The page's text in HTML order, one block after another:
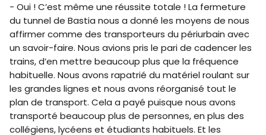
- Oui ! C’est même une réussite totale ! La fermeture
du tunnel de Bastia nous a donné les moyens de nous
affirmer comme des transporteurs du périurbain avec
un savoir-faire. Nous avions pris le pari de cadencer les
trains, d’en mettre beaucoup plus que la fréquence
habituelle. Nous avons rapatrié du matériel roulant sur
les grandes lignes et nous avons réorganisé tout le
plan de transport. Cela a payé puisque nous avons
transporté beaucoup plus de personnes, en plus des
collégiens, lycéens et étudiants habituels. Et les